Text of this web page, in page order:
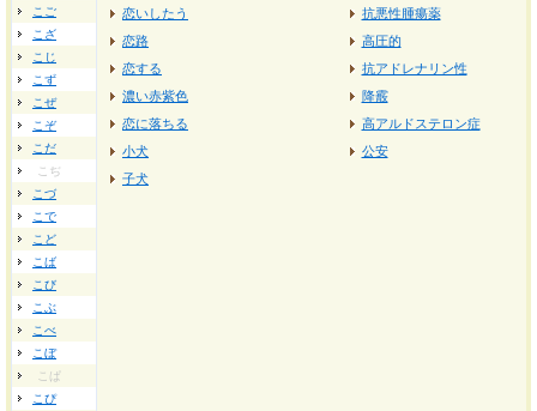
こご
こざ
こじ
こず
こぜ
こぞ
こだ
こぢ
こづ
こで
こど
こば
こび
こぶ
こべ
こぼ
こぱ
こぴ
恋いしたう
恋路
恋する
濃い赤紫色
恋に落ちる
小犬
子犬
抗悪性腫瘍薬
高圧的
抗アドレナリン性
降霰
高アルドステロン症
公安